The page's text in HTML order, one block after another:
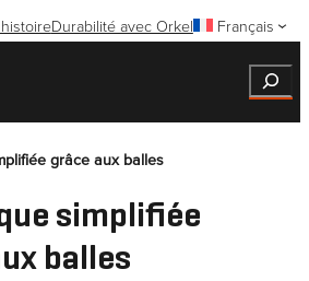
Durabilité avec Orkel Français
Search
grâce aux balles
simplifiée
balles